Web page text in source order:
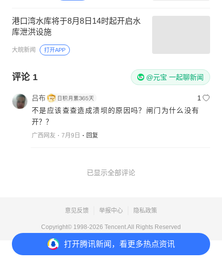
打开腾讯新闻，看更多热点资讯
港口湾水库将于8月8日14时起开启水
库泄洪设施
大皖新闻 打开APP
评论 1 @元宝 一起聊新闻
吕布
1
不是应该查查造成溃坝的原因吗？闸门为什么没有
开？？
广西网友 7月9日 回复
已显示全部评论
意见反馈 举报中心 隐私政策
Copyright© 1998-2026 Tencent.All Rights Reserved